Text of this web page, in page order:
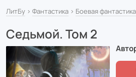
ЛитБу › Фантастика › Боевая фантастика
Седьмой. Том 2